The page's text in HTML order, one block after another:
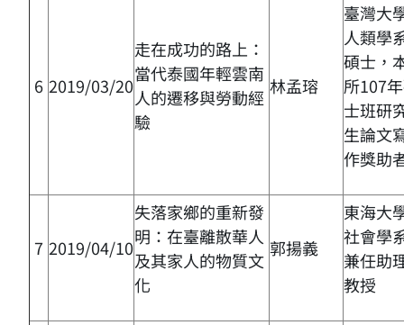
6 2019/03/20
走在成功的路上：
當代泰國年輕雲南
人的遷移與勞動經
驗
林孟瑢
臺灣大
人類學
碩士，
所107
士班研
生論文
作獎助
7 2019/04/10
失落家鄉的重新發
明：在臺離散華人
及其家人的物質文
化
郭揚義
東海大
社會學
兼任助
教授